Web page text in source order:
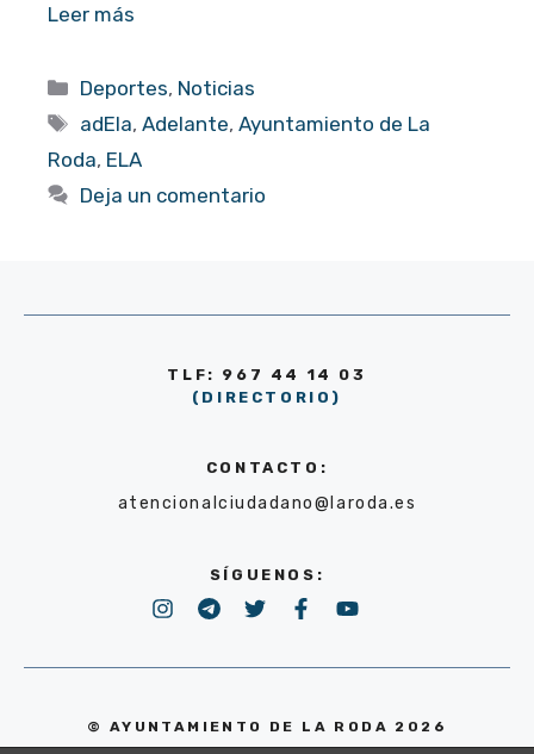
Leer más
Categorías
Deportes, Noticias
Etiquetas
adEla,Adelante,Ayuntamiento de La
Roda, ELA
Deja un comentario
TLF: 967 44 14 03
(DIRECTORIO)
CONTACTO:
atencionalciudadano@laroda.es
SÍGUENOS:
© AYUNTAMIENTO DE LA RODA 2026